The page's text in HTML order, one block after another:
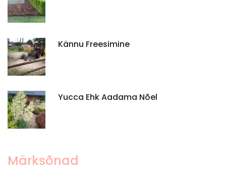
Kännu Freesimine
Yucca Ehk Aadama Nõel
Märksõnad